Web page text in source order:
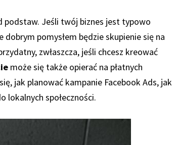
podstaw. Jeśli twój biznes jest typowo
pomysłem będzie skupienie się na
zwłaszcza, jeśli chcesz kreować
może się także opierać na płatnych
jak planować kampanie Facebook Ads, jak
lokalnych społeczności.